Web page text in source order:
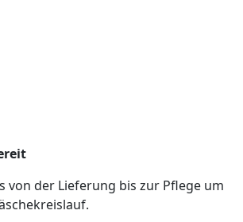
von der Lieferung bis zur Pflege um